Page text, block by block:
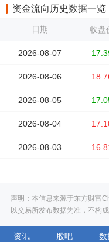
资金流向历史数据一览
日期 收盘
2026-08-07
2026-08-06
2026-08-05
2026-08-04
2026-08-03
声明：本信息来源于东方财富
以交易所发布数据为准，不构成
资讯 股吧 数